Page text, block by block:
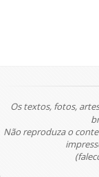
Os textos, fotos,
Não reproduza o